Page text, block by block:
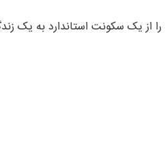
از یک سکونت استاندارد به یک